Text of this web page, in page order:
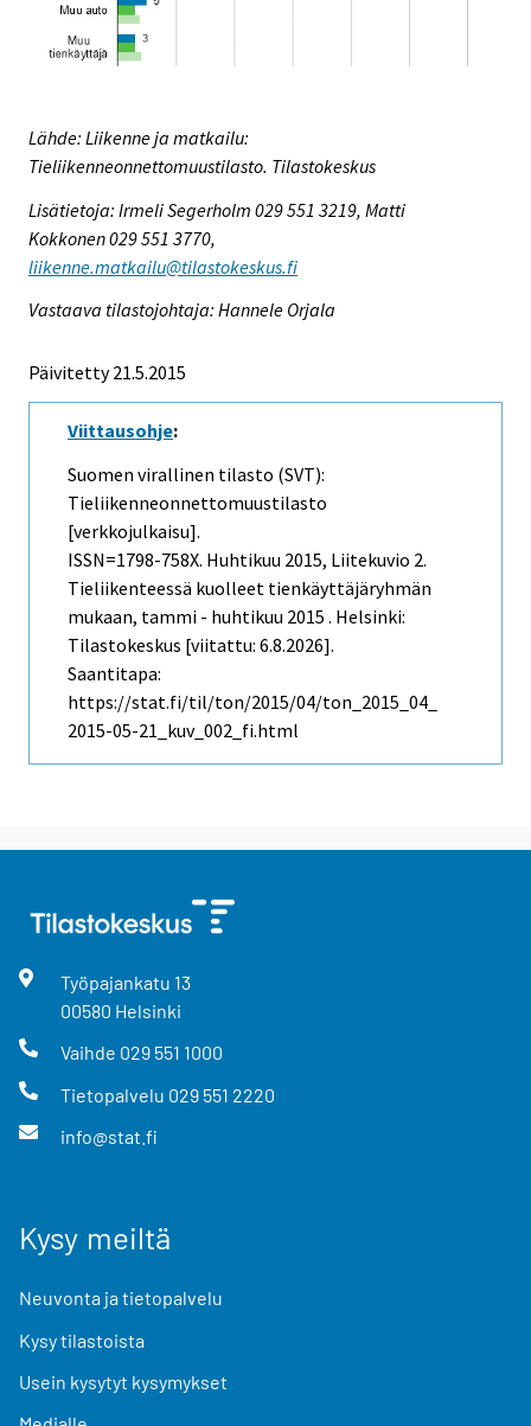
Lähde: Liikenne ja matkailu:
Tieliikenneonnettomuustilasto. Tilastokeskus
Lisätietoja: Irmeli Segerholm 029 551 3219, Matti
Kokkonen 029 551 3770,
liikenne.matkailu@tilastokeskus.fi
Vastaava tilastojohtaja: Hannele Orjala
Päivitetty 21.5.2015
Viittausohje:
Suomen virallinen tilasto (SVT):
Tieliikenneonnettomuustilasto
[verkkojulkaisu].
ISSN=1798-758X. Huhtikuu 2015, Liitekuvio 2.
Tieliikenteessä kuolleet tienkäyttäjäryhmän
mukaan, tammi - huhtikuu 2015 . Helsinki:
Tilastokeskus [viitattu: 6.8.2026].
Saantitapa:
https://stat.fi/til/ton/2015/04/ton_2015_04_
2015-05-21_kuv_002_fi.html
Työpajankatu 13
00580 Helsinki
Vaihde 029 551 1000
Tietopalvelu 029 551 2220
info@stat.fi
Kysy meiltä
Neuvonta ja tietopalvelu
Kysy tilastoista
Usein kysytyt kysymykset